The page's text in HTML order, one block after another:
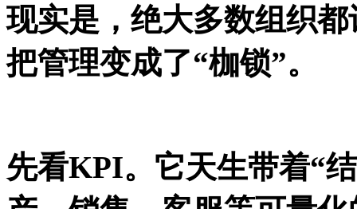
现实是，绝大多数组织
把管理变成了“枷锁”。
先看KPI。它天生带着“